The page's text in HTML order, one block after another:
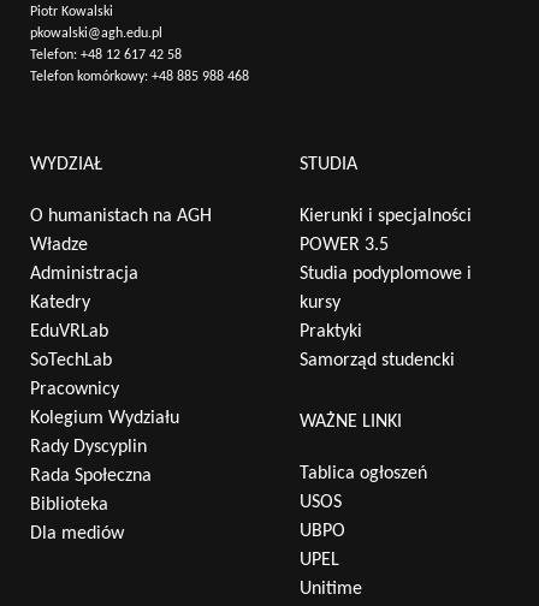
Piotr Kowalski
pkowalski@agh.edu.pl
Telefon: +48 12 617 42 58
Telefon komórkowy: +48 885 988 468
WYDZIAŁ
O humanistach na AGH
Władze
Administracja
Katedry
EduVRLab
SoTechLab
Pracownicy
Kolegium Wydziału
Rady Dyscyplin
Rada Społeczna
Biblioteka
Dla mediów
STUDIA
Kierunki i specjalności
POWER 3.5
Studia podyplomowe i
kursy
Praktyki
Samorząd studencki
WAŻNE LINKI
Tablica ogłoszeń
USOS
UBPO
UPEL
Unitime